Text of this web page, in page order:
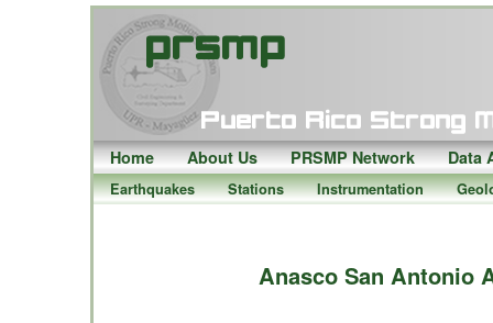
Home About Us PRSMP Network Data
Earthquakes Stations Instrumentation
Anasco San Antonio